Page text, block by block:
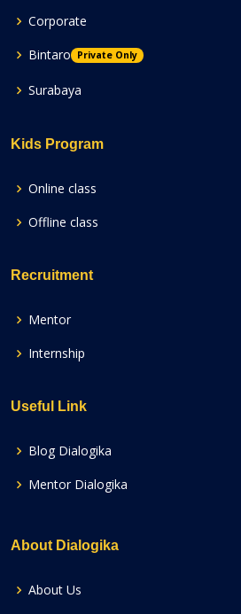
Corporate
Bintaro
Private Only
Surabaya
Kids Program
Online class
Offline class
Recruitment
Mentor
Internship
Useful Link
Blog Dialogika
Mentor Dialogika
About Dialogika
About Us